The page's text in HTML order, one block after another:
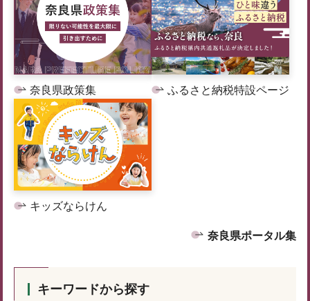
奈良県政策集 ふるさと納税特設ページ
キッズならけん
奈良県ポータル集
キーワードから探す